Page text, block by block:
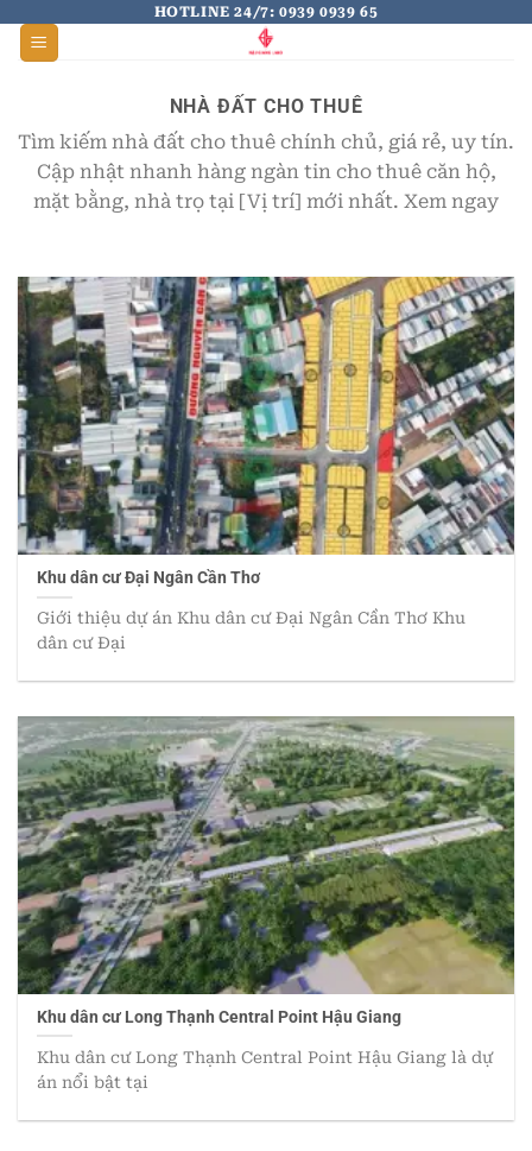
HOTLINE 24/7: 0939 0939 65
NHÀ ĐẤT CHO THUÊ
Tìm kiếm nhà đất cho thuê chính chủ, giá rẻ, uy tín.
Cập nhật nhanh hàng ngàn tin cho thuê căn hộ,
mặt bằng, nhà trọ tại [Vị trí] mới nhất. Xem ngay
Khu dân cư Đại Ngân Cần Thơ
Giới thiệu dự án Khu dân cư Đại Ngân Cần Thơ Khu
dân cư Đại
Khu dân cư Long Thạnh Central Point Hậu Giang
Khu dân cư Long Thạnh Central Point Hậu Giang là dự
án nổi bật tại